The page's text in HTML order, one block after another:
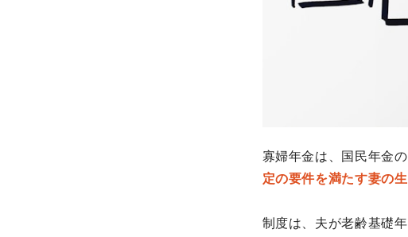
寡婦年金は、国民年金
定の要件を満たす妻の
制度は、夫が老齢基礎